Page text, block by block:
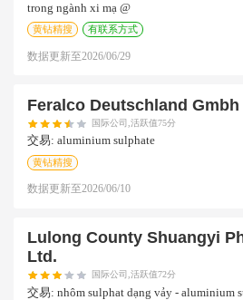
trong ngành xi mạ @
黄钻精搜 有联系方式
数据更新至2026/06/29
Feralco Deutschland Gmbh
国际公司,活跃值75分
交易: aluminium sulphate
黄钻精搜
数据更新至2026/06/10
Lulong County Shuangyi
Ltd.
国际公司,活跃值72分
交易: nhôm sulphat dạng vảy - aluminium